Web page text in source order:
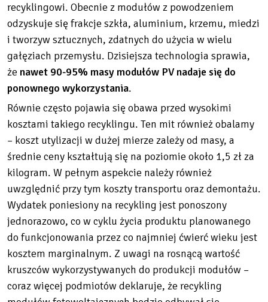
recyklingowi. Obecnie z modułów z powodzeniem
odzyskuje się frakcje szkła, aluminium, krzemu, miedzi
i tworzyw sztucznych, zdatnych do użycia w wielu
gałęziach przemysłu. Dzisiejsza technologia sprawia,
że nawet 90-95% masy modułów PV nadaje się do
ponownego wykorzystania.
Równie często pojawia się obawa przed wysokimi
kosztami takiego recyklingu. Ten mit również obalamy
– koszt utylizacji w dużej mierze zależy od masy, a
średnie ceny kształtują się na poziomie około 1,5 zł za
kilogram. W pełnym aspekcie należy również
uwzględnić przy tym koszty transportu oraz demontażu.
Wydatek poniesiony na recykling jest ponoszony
jednorazowo, co w cyklu życia produktu planowanego
do funkcjonowania przez co najmniej ćwierć wieku jest
kosztem marginalnym. Z uwagi na rosnącą wartość
kruszców wykorzystywanych do produkcji modułów –
coraz więcej podmiotów deklaruje, że recykling